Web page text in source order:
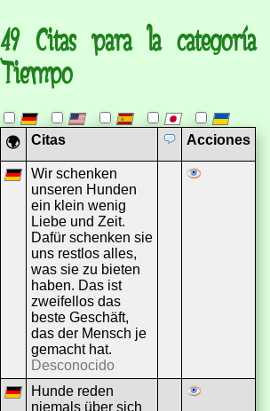
49 Citas para la categoría
Tiempo
🌍 Citas Acciones
Wir schenken
unseren Hunden
ein klein wenig
Liebe und Zeit.
Dafür schenken sie
uns restlos alles,
was sie zu bieten
haben. Das ist
zweifellos das
beste Geschäft,
das der Mensch je
gemacht hat.
Desconocido
Hunde reden
niemals über sich